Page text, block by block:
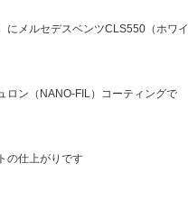
にメルセデスベンツCLS550（ホワイ
ロン（NANO-FIL）コーティングで
の仕上がりです